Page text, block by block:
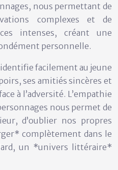
nous permettant de
complexes et de
intenses, créant une
personnelle.
facilement au jeune
ses amitiés sincères et
à l’adversité. L’empathie
nous permet de
d’oublier nos propres
complètement dans le
un *univers littéraire*